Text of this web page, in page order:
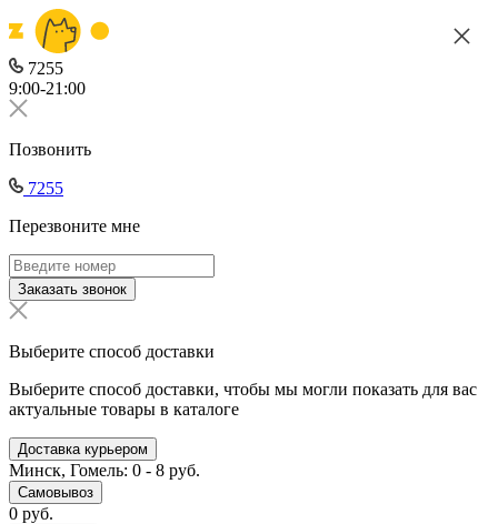
7255
9:00-21:00
Позвонить
7255
Перезвоните мне
Заказать звонок
Выберите способ доставки
Выберите способ доставки, чтобы мы могли показать для вас
актуальные товары в каталоге
Доставка курьером
Минск, Гомель: 0 - 8 руб.
Самовывоз
0 руб.